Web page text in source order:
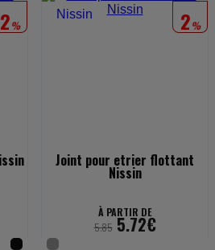
2% 2%
Joint pour etrier flottant
Nissin
À PARTIR DE
5.855.72€